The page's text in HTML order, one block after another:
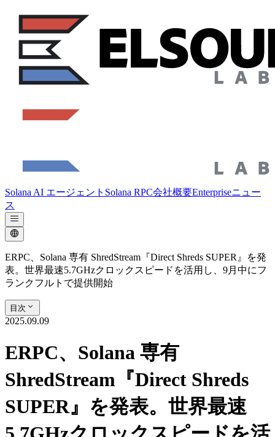
Solana AI エージェント Solana RPC会社概要Enterpriseニュー
ス
ERPC、Solana 専有 ShredStream『Direct Shreds SUPER』を発
表。世界最速5.7GHzクロックスピードを活用し、9月中にフ
ランクフルトで提供開始
目次
2025.09.09
ERPC、Solana 専有
ShredStream『Direct Shreds
SUPER』を発表。世界最速